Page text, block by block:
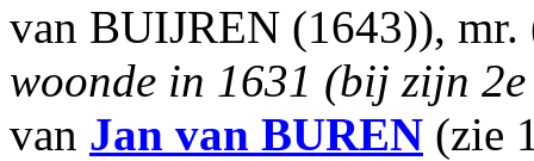
van BUIJREN (1643)),
woonde in 1631 (bij zijn
van Jan van BUREN (zie